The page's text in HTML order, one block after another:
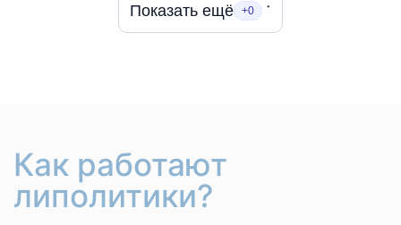
Показать ещё +0
Как работают
липолитики?